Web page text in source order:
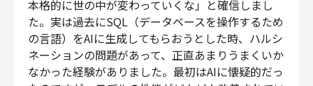
本格的に世の中が変わっていくな」と確信しまし
た。実は過去にSQL（データベースを操作するため
の言語）をAIに生成してもらおうとした時、ハルシ
ネーションの問題があって、正直あまりうまくいか
なかった経験がありました。最初はAIに懐疑的だっ